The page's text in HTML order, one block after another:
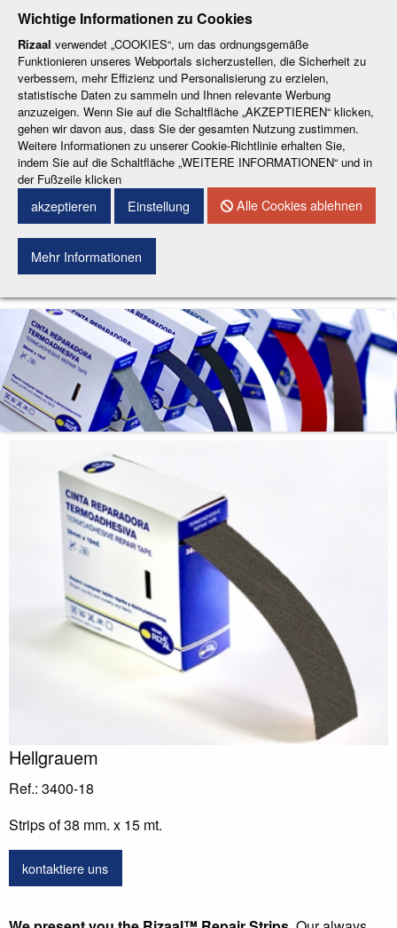
Wichtige Informationen zu Cookies
Rizaal verwendet „COOKIES“, um das ordnungsgemäße
Funktionieren unseres Webportals sicherzustellen, die Sicherheit zu
verbessern, mehr Effizienz und Personalisierung zu erzielen,
statistische Daten zu sammeln und Ihnen relevante Werbung
anzuzeigen. Wenn Sie auf die Schaltfläche „AKZEPTIEREN“ klicken,
gehen wir davon aus, dass Sie der gesamten Nutzung zustimmen.
Weitere Informationen zu unserer Cookie-Richtlinie erhalten Sie,
indem Sie auf die Schaltfläche „WEITERE INFORMATIONEN“ und in
der Fußzeile klicken
akzeptieren Einstellung Alle Cookies ablehnen
Mehr Informationen
- ESP-ENG-CAT-FRA
KONTAKT
Menu
Hellgrauem
Ref.: 3400-18
Strips of 38 mm. x 15 mt.
kontaktiere uns